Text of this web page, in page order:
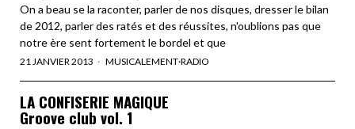
On a beau se la raconter, parler de nos disques, dresser le bilan
de 2012, parler des ratés et des réussites, n'oublions pas que
notre ère sent fortement le bordel et que
21 JANVIER 2013 MUSICALEMENT·RADIO
LA CONFISERIE MAGIQUE
Groove club vol. 1